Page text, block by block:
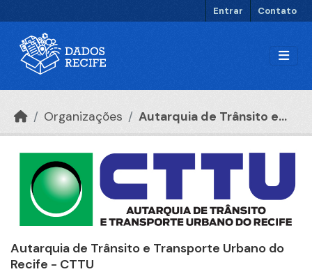
Entrar Contato
Organizações Autarquia de Trânsito e...
Autarquia de Trânsito e Transporte Urbano do
Recife - CTTU